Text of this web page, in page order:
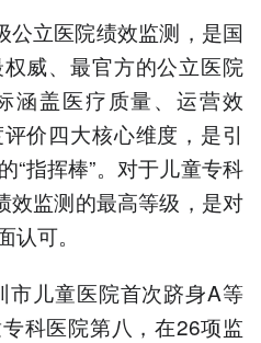
公立医院绩效监测，是国
威、最官方的公立医院
涵盖医疗质量、运营效
价四大核心维度，是引
“指挥棒”。对于儿童专科
效监测的最高等级，是对
可。
市儿童医院首次跻身A等
科医院第八，在26项监